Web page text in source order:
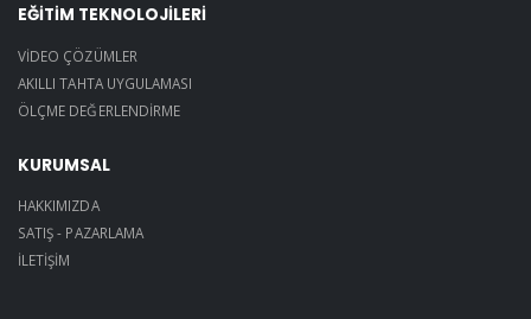
EĞİTİM TEKNOLOJİLERİ
VİDEO ÇÖZÜMLER
AKILLI TAHTA UYGULAMASI
ÖLÇME DEĞERLENDİRME
KURUMSAL
HAKKIMIZDA
SATIŞ - PAZARLAMA
İLETİŞİM